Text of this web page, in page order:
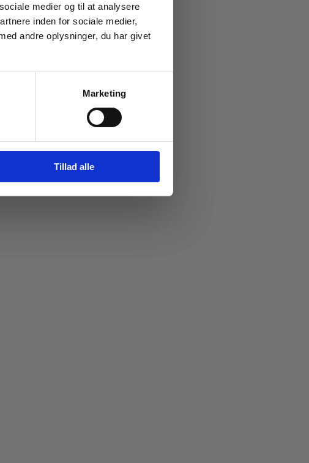
medier og til at analysere
inden for sociale medier,
andre oplysninger, du har givet
Marketing
Tillad alle